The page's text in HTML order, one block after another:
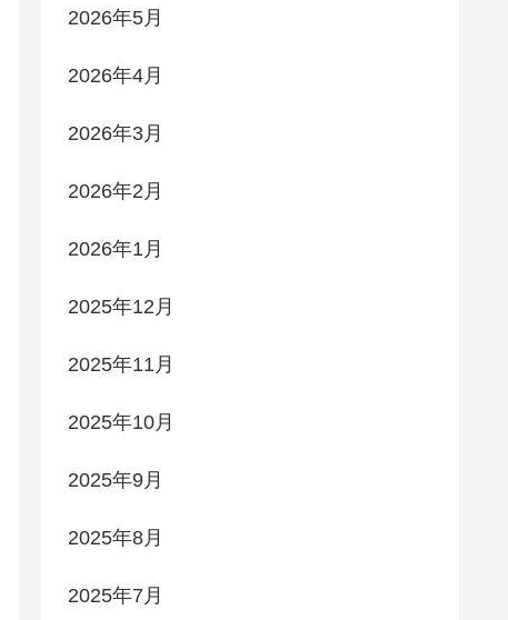
2026年5月
2026年4月
2026年3月
2026年2月
2026年1月
2025年12月
2025年11月
2025年10月
2025年9月
2025年8月
2025年7月